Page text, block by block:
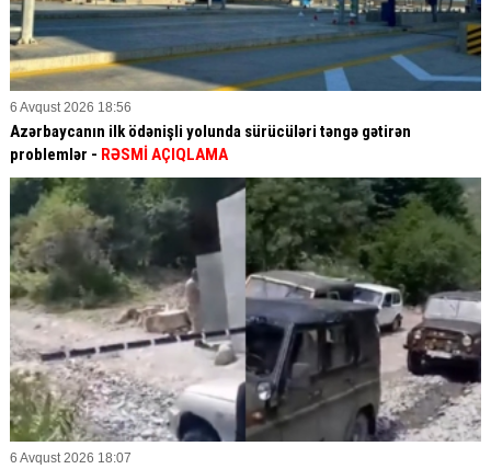
6 Avqust 2026 18:56
Azərbaycanın ilk ödənişli yolunda sürücüləri təngə gətirən
problemlər - RƏSMİ AÇIQLAMA
6 Avqust 2026 18:07